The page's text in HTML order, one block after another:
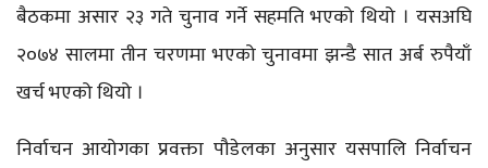
बैठकमा असार २३ गते चुनाव गर्ने सहमति भएको थियो । यसअघि
२०७४ सालमा तीन चरणमा भएको चुनावमा झन्डै सात अर्ब रुपैयाँ
खर्च भएको थियो ।
निर्वाचन आयोगका प्रवक्ता पौडेलका अनुसार यसपालि निर्वाचन